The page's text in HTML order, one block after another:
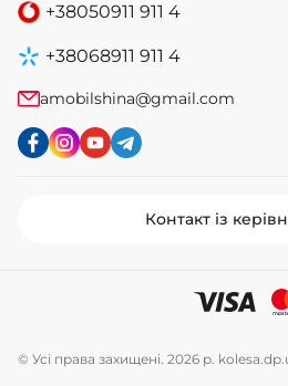
+38050911 911 4
+38068911 911 4
amobilshina@gmail.com
Контакт із
© Усі права захищені. 2026 р.